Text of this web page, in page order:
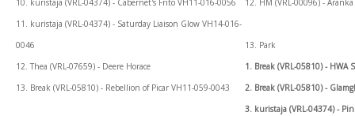
10. kuristaja (VRL-04374) - Cabernet's Frito VH11-016-0056
11. kuristaja (VRL-04374) - Saturday Liaison Glow VH14-016-
0046
12. Thea (VRL-07659) - Deere Horace
13. Break (VRL-05810) - Rebellion of Picar VH11-059-0043
12. HM (VRL-00096) -
13. Park
1. Break (VRL-05810) - HWA
2. Break (VRL-05810) -
3. kuristaja (VRL-04374) -